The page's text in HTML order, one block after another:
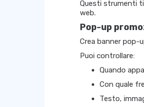
Questi strumenti
web.
Pop-up
Crea banner pop-
Puoi controllare:
Quando
Con quale
Testo,